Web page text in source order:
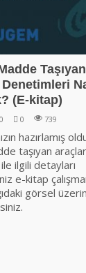
Taşıyan
(E-kitap)
0 739
hazırlamış
taşıyan
ilgili detayları
e-kitap
görsel